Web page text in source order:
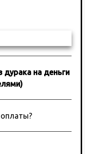
дурака на деньги
оплаты?